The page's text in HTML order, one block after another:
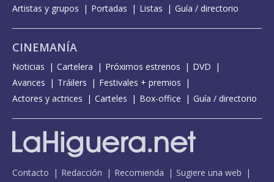
Artistas y grupos
Portadas Listas Guía / directorio
CINEMANÍA
Noticias Cartelera Próximos estrenos
DVD
Avances
Tráilers
Festivales + premios
Actores y actrices
Carteles Box-office Guía / directorio
Contacto Redacción Recomienda
Sugiere una web